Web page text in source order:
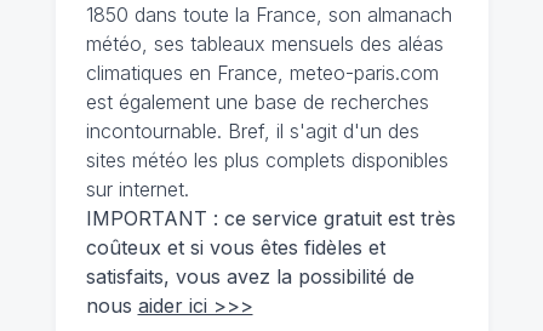
1850 dans toute la France, son almanach
météo, ses tableaux mensuels des aléas
climatiques en France, meteo-paris.com
est également une base de recherches
incontournable. Bref, il s'agit d'un des
sites météo les plus complets disponibles
sur internet.
IMPORTANT : ce service gratuit est très
coûteux et si vous êtes fidèles et
satisfaits, vous avez la possibilité de
nous aider ici >>>